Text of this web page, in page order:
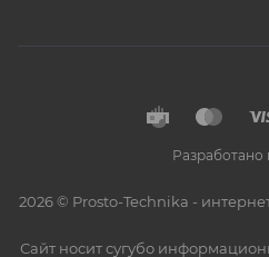
Разработано
2026 © Prosto-Technika -
Сайт носит сугубо